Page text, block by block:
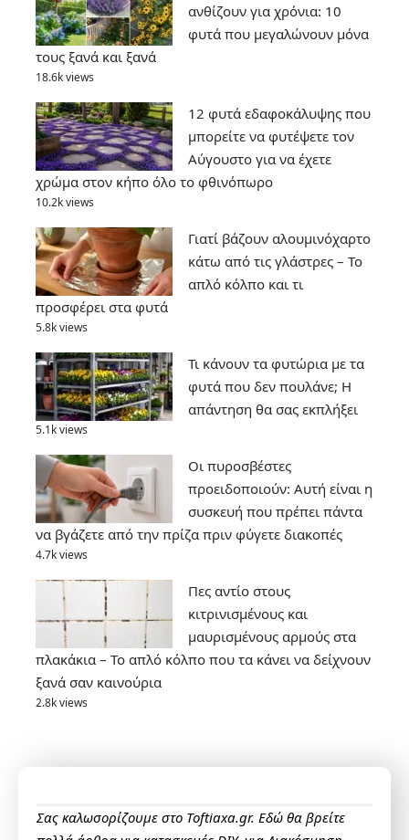
ανθίζουν για χρόνια: 10
φυτά που μεγαλώνουν μόνα
τους ξανά και ξανά
18.6k views
12 φυτά εδαφοκάλυψης που
μπορείτε να φυτέψετε τον
Αύγουστο για να έχετε
χρώμα στον κήπο όλο το φθινόπωρο
10.2k views
Γιατί βάζουν αλουμινόχαρτο
κάτω από τις γλάστρες – Το
απλό κόλπο και τι
προσφέρει στα φυτά
5.8k views
Τι κάνουν τα φυτώρια με τα
φυτά που δεν πουλάνε; Η
απάντηση θα σας εκπλήξει
5.1k views
Οι πυροσβέστες
προειδοποιούν: Αυτή είναι η
συσκευή που πρέπει πάντα
να βγάζετε από την πρίζα πριν φύγετε διακοπές
4.7k views
Πες αντίο στους
κιτρινισμένους και
μαυρισμένους αρμούς στα
πλακάκια – Το απλό κόλπο που τα κάνει να δείχνουν
ξανά σαν καινούρια
2.8k views
Σας καλωσορίζουμε στο Toftiaxa.gr. Εδώ θα βρείτε